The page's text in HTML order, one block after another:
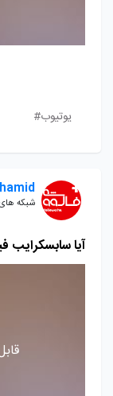
یوتیوب#
شبکه
آیا سابسکرایب